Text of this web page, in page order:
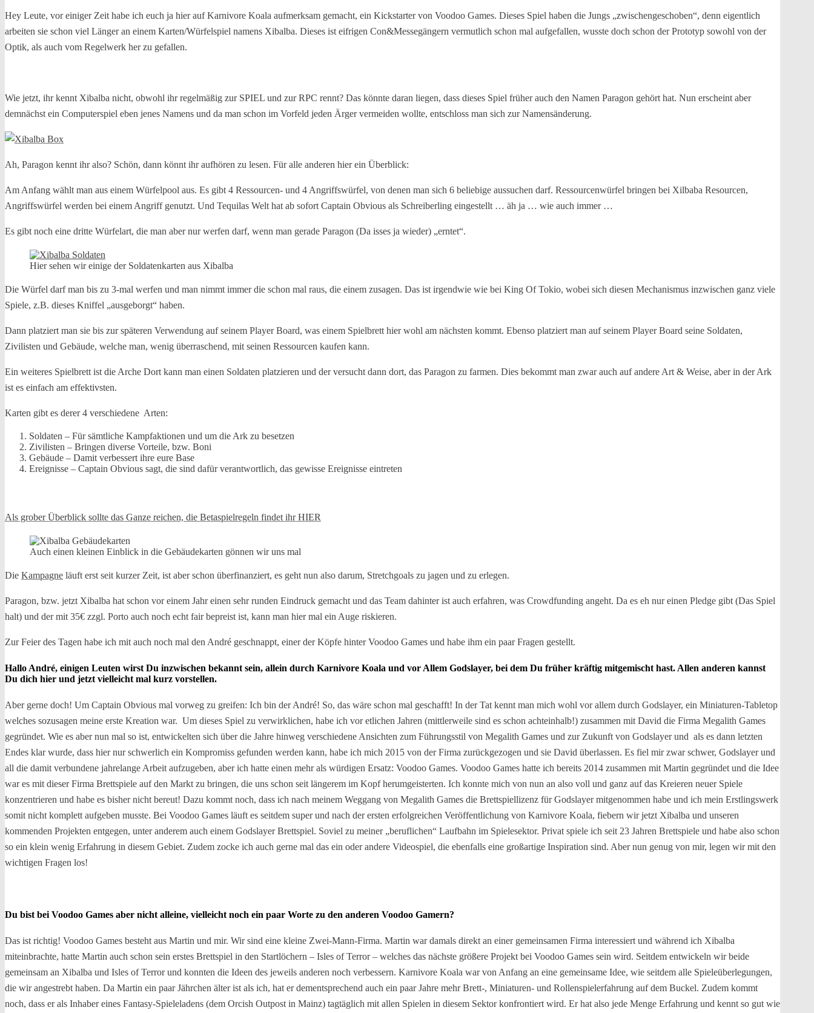
Hey Leute, vor einiger Zeit habe ich euch ja hier auf Karnivore Koala aufmerksam gemacht, ein Kickstarter von Voodoo Games. Dieses Spiel haben die Jungs „zwischengeschoben“, denn eigentlich
arbeiten sie schon viel Länger an einem Karten/Würfelspiel namens Xibalba. Dieses ist eifrigen Con&Messegängern vermutlich schon mal aufgefallen, wusste doch schon der Prototyp sowohl von der
Optik, als auch vom Regelwerk her zu gefallen.
Wie jetzt, ihr kennt Xibalba nicht, obwohl ihr regelmäßig zur SPIEL und zur RPC rennt? Das könnte daran liegen, dass dieses Spiel früher auch den Namen Paragon gehört hat. Nun erscheint aber
demnächst ein Computerspiel eben jenes Namens und da man schon im Vorfeld jeden Ärger vermeiden wollte, entschloss man sich zur Namensänderung.
Ah, Paragon kennt ihr also? Schön, dann könnt ihr aufhören zu lesen. Für alle anderen hier ein Überblick:
Am Anfang wählt man aus einem Würfelpool aus. Es gibt 4 Ressourcen- und 4 Angriffswürfel, von denen man sich 6 beliebige aussuchen darf. Ressourcenwürfel bringen bei Xilbaba Resourcen,
Angriffswürfel werden bei einem Angriff genutzt. Und Tequilas Welt hat ab sofort Captain Obvious als Schreiberling eingestellt … äh ja … wie auch immer …
Es gibt noch eine dritte Würfelart, die man aber nur werfen darf, wenn man gerade Paragon (Da isses ja wieder) „erntet“.
Hier sehen wir einige der Soldatenkarten aus Xibalba
Die Würfel darf man bis zu 3-mal werfen und man nimmt immer die schon mal raus, die einem zusagen. Das ist irgendwie wie bei King Of Tokio, wobei sich diesen Mechanismus inzwischen ganz viele
Spiele, z.B. dieses Kniffel „ausgeborgt“ haben.
Dann platziert man sie bis zur späteren Verwendung auf seinem Player Board, was einem Spielbrett hier wohl am nächsten kommt. Ebenso platziert man auf seinem Player Board seine Soldaten,
Zivilisten und Gebäude, welche man, wenig überraschend, mit seinen Ressourcen kaufen kann.
Ein weiteres Spielbrett ist die Arche Dort kann man einen Soldaten platzieren und der versucht dann dort, das Paragon zu farmen. Dies bekommt man zwar auch auf andere Art & Weise, aber in der Ark
ist es einfach am effektivsten.
Karten gibt es derer 4 verschiedene Arten:
Soldaten – Für sämtliche Kampfaktionen und um die Ark zu besetzen
Zivilisten – Bringen diverse Vorteile, bzw. Boni
Gebäude – Damit verbessert ihre eure Base
Ereignisse – Captain Obvious sagt, die sind dafür verantwortlich, das gewisse Ereignisse eintreten
Als grober Überblick sollte das Ganze reichen, die Betaspielregeln findet ihr HIER
Auch einen kleinen Einblick in die Gebäudekarten gönnen wir uns mal
Die Kampagne läuft erst seit kurzer Zeit, ist aber schon überfinanziert, es geht nun also darum, Stretchgoals zu jagen und zu erlegen.
Paragon, bzw. jetzt Xibalba hat schon vor einem Jahr einen sehr runden Eindruck gemacht und das Team dahinter ist auch erfahren, was Crowdfunding angeht. Da es eh nur einen Pledge gibt (Das Spiel
halt) und der mit 35€ zzgl. Porto auch noch echt fair bepreist ist, kann man hier mal ein Auge riskieren.
Zur Feier des Tagen habe ich mit auch noch mal den André geschnappt, einer der Köpfe hinter Voodoo Games und habe ihm ein paar Fragen gestellt.
Hallo André, einigen Leuten wirst Du inzwischen bekannt sein, allein durch Karnivore Koala und vor Allem Godslayer, bei dem Du früher kräftig mitgemischt hast. Allen anderen kannst
Du dich hier und jetzt vielleicht mal kurz vorstellen.
Aber gerne doch! Um Captain Obvious mal vorweg zu greifen: Ich bin der André! So, das wäre schon mal geschafft! In der Tat kennt man mich wohl vor allem durch Godslayer, ein Miniaturen-Tabletop
welches sozusagen meine erste Kreation war. Um dieses Spiel zu verwirklichen, habe ich vor etlichen Jahren (mittlerweile sind es schon achteinhalb!) zusammen mit David die Firma Megalith Games
gegründet. Wie es aber nun mal so ist, entwickelten sich über die Jahre hinweg verschiedene Ansichten zum Führungsstil von Megalith Games und zur Zukunft von Godslayer und als es dann letzten
Endes klar wurde, dass hier nur schwerlich ein Kompromiss gefunden werden kann, habe ich mich 2015 von der Firma zurückgezogen und sie David überlassen. Es fiel mir zwar schwer, Godslayer und
all die damit verbundene jahrelange Arbeit aufzugeben, aber ich hatte einen mehr als würdigen Ersatz: Voodoo Games. Voodoo Games hatte ich bereits 2014 zusammen mit Martin gegründet und die Idee
war es mit dieser Firma Brettspiele auf den Markt zu bringen, die uns schon seit längerem im Kopf herumgeisterten. Ich konnte mich von nun an also voll und ganz auf das Kreieren neuer Spiele
konzentrieren und habe es bisher nicht bereut! Dazu kommt noch, dass ich nach meinem Weggang von Megalith Games die Brettspiellizenz für Godslayer mitgenommen habe und ich mein Erstlingswerk
somit nicht komplett aufgeben musste. Bei Voodoo Games läuft es seitdem super und nach der ersten erfolgreichen Veröffentlichung von Karnivore Koala, fiebern wir jetzt Xibalba und unseren
kommenden Projekten entgegen, unter anderem auch einem Godslayer Brettspiel. Soviel zu meiner „beruflichen“ Laufbahn im Spielesektor. Privat spiele ich seit 23 Jahren Brettspiele und habe also schon
so ein klein wenig Erfahrung in diesem Gebiet. Zudem zocke ich auch gerne mal das ein oder andere Videospiel, die ebenfalls eine großartige Inspiration sind. Aber nun genug von mir, legen wir mit den
wichtigen Fragen los!
Du bist bei Voodoo Games aber nicht alleine, vielleicht noch ein paar Worte zu den anderen Voodoo Gamern?
Das ist richtig! Voodoo Games besteht aus Martin und mir. Wir sind eine kleine Zwei-Mann-Firma. Martin war damals direkt an einer gemeinsamen Firma interessiert und während ich Xibalba
miteinbrachte, hatte Martin auch schon sein erstes Brettspiel in den Startlöchern – Isles of Terror – welches das nächste größere Projekt bei Voodoo Games sein wird. Seitdem entwickeln wir beide
gemeinsam an Xibalba und Isles of Terror und konnten die Ideen des jeweils anderen noch verbessern. Karnivore Koala war von Anfang an eine gemeinsame Idee, wie seitdem alle Spieleüberlegungen,
die wir angestrebt haben. Da Martin ein paar Jährchen älter ist als ich, hat er dementsprechend auch ein paar Jahre mehr Brett-, Miniaturen- und Rollenspielerfahrung auf dem Buckel. Zudem kommt
noch, dass er als Inhaber eines Fantasy-Spieleladens (dem Orcish Outpost in Mainz) tagtäglich mit allen Spielen in diesem Sektor konfrontiert wird. Er hat also jede Menge Erfahrung und kennt so gut wie